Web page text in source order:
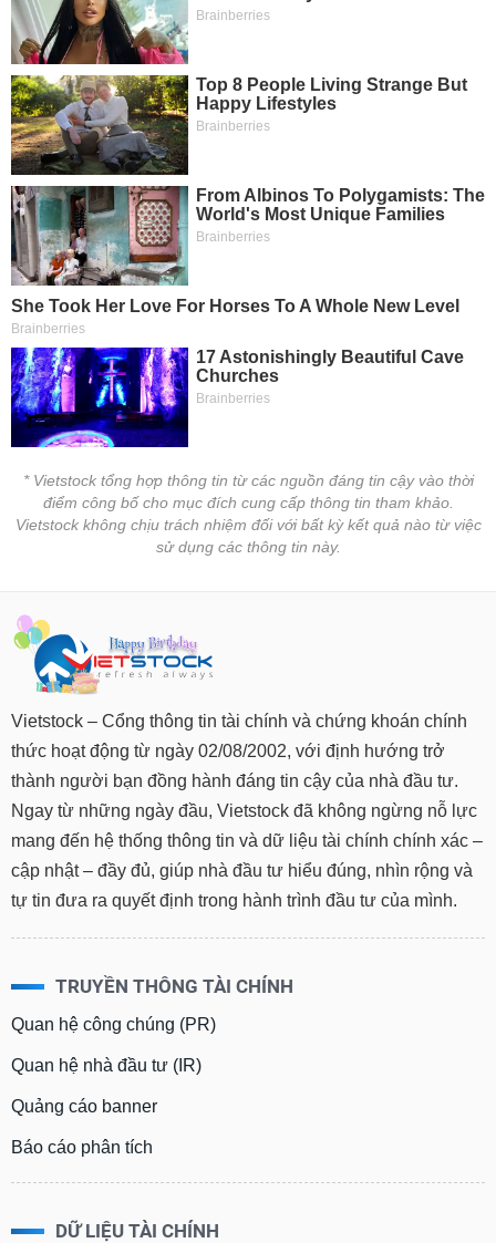
* Vietstock tổng hợp thông tin từ các nguồn đáng tin cậy vào thời
điểm công bố cho mục đích cung cấp thông tin tham khảo.
Vietstock không chịu trách nhiệm đối với bất kỳ kết quả nào từ việc
sử dụng các thông tin này.
Vietstock – Cổng thông tin tài chính và chứng khoán chính
thức hoạt động từ ngày 02/08/2002, với định hướng trở
thành người bạn đồng hành đáng tin cậy của nhà đầu tư.
Ngay từ những ngày đầu, Vietstock đã không ngừng nỗ lực
mang đến hệ thống thông tin và dữ liệu tài chính chính xác –
cập nhật – đầy đủ, giúp nhà đầu tư hiểu đúng, nhìn rộng và
tự tin đưa ra quyết định trong hành trình đầu tư của mình.
TRUYỀN THÔNG TÀI CHÍNH
Quan hệ công chúng (PR)
Quan hệ nhà đầu tư (IR)
Quảng cáo banner
Báo cáo phân tích
DỮ LIỆU TÀI CHÍNH
Báo
cáo
phân
tích
(-)
Thuật
ngữ
(-)
Dịch
vụ
(-)
Đào
tạo
Công
đầu
tư
Truyền
thông
tài
Dữ
liệu
tài
chính